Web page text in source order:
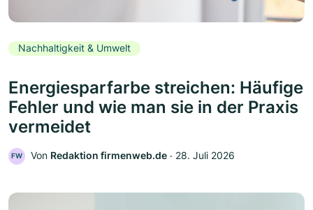
Nachhaltigkeit & Umwelt
Energiesparfarbe streichen: Häufige
Fehler und wie man sie in der Praxis
vermeidet
FW Von Redaktion firmenweb.de ‧ 28. Juli 2026